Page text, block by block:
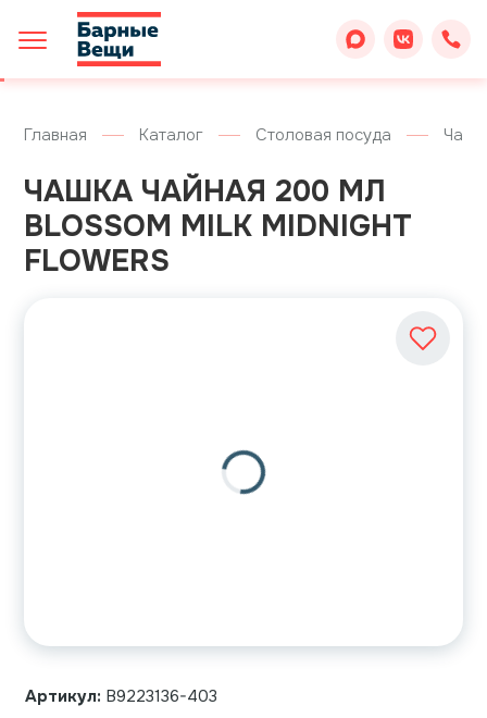
Главная Каталог Столовая посуда
ЧАШКА ЧАЙНАЯ 200 МЛ
BLOSSOM MILK MIDNIGHT
FLOWERS
Артикул: B9223136-403